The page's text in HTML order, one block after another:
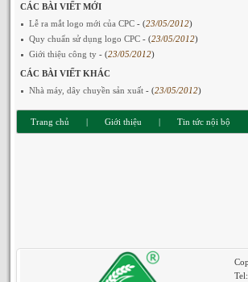
CÁC BÀI VIẾT MỚI
Lễ ra mắt logo mới của CPC - (23/05/2012)
Quy chuẩn sử dụng logo CPC - (23/05/2012)
Giới thiệu công ty - (23/05/2012)
CÁC BÀI VIẾT KHÁC
Nhà máy, dây chuyền sản xuất - (23/05/2012)
Trang chủ | Giới thiệu | Tin tức nội bộ